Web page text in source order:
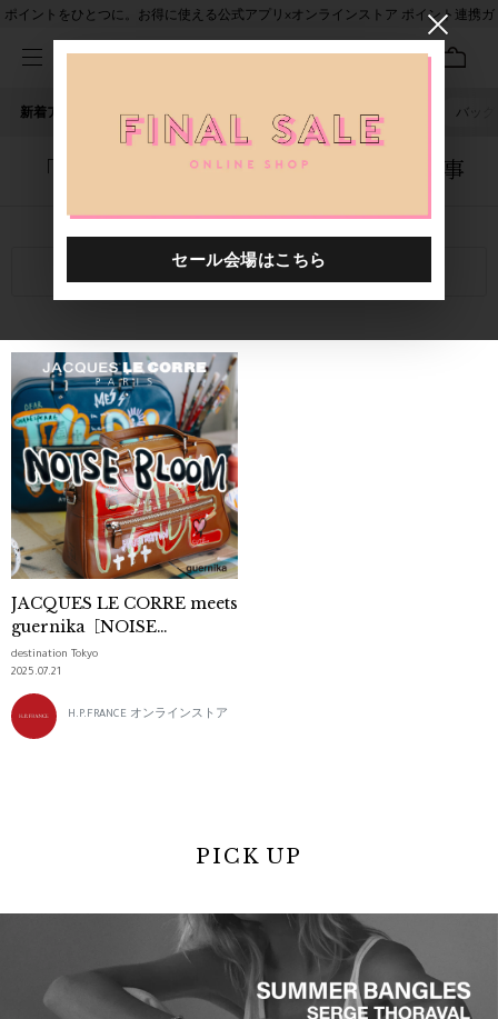
ポイントをひとつに。お得に使える公式アプリ×オンラインストア ポイント連携ガ
新着アイテム 人気ワード セール 40th限定 バッグ
「6000112.2521219.0003」に関する記事
関連キーワード
JACQUES LE CORRE meets
guernika［NOISE
BLOOM］Limited Edition
Vol.4
destination Tokyo
2025.07.21
H.P.FRANCE オンラインストア
PICK UP